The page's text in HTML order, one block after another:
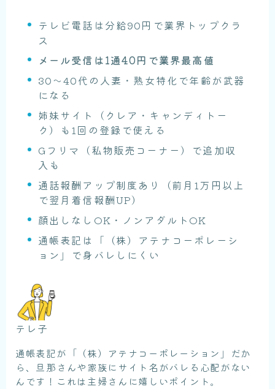
テレビ電話は分給90円で業界トップクラ
ス
メール受信は1通40円で業界最高値
30〜40代の人妻・熟女特化で年齢が武器
になる
姉妹サイト（クレア・キャンディトー
ク）も1回の登録で使える
Gフリマ（私物販売コーナー）で追加収
入も
通話報酬アップ制度あり（前月1万円以上
で翌月着信報酬UP）
顔出しなしOK・ノンアダルトOK
通帳表記は「（株）アテナコーポレーシ
ョン」で身バレしにくい
テレ子
通帳表記が「（株）アテナコーポレーション」だか
ら、旦那さんや家族にサイト名がバレる心配がない
んです！これは主婦さんに嬉しいポイント。